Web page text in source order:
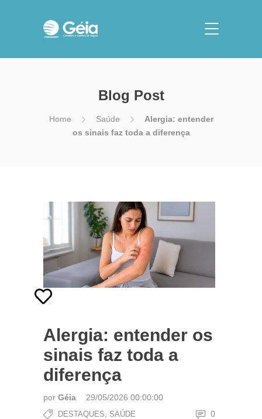
Blog Post
Home Saúde
Alergia: entender
os sinais faz toda a diferença
Alergia: entender os
sinais faz toda a
diferença
por Géia 29/05/2026 00:00:00
DESTAQUES SAÚDE 0